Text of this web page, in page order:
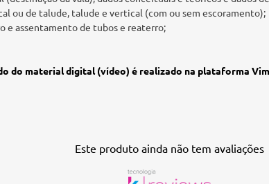
ou de talude, talude e vertical (com ou sem escoramento);
e assentamento de tubos e reaterro;
do material digital (vídeo) é realizado na plataforma
Este produto ainda não tem avaliações